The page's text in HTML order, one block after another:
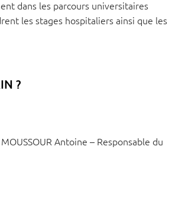
dans les parcours universitaires
les stages hospitaliers ainsi que les
?
Antoine – Responsable du